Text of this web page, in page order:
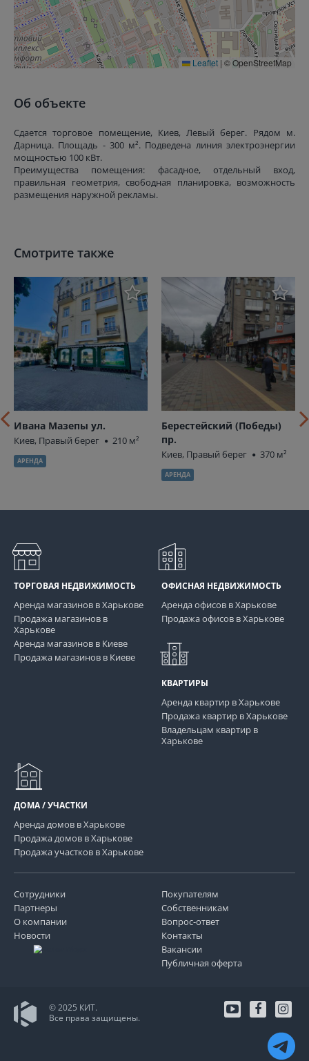
Leaflet | © OpenStreetMap
Об объекте
Сдается торговое помещение, Киев, Левый берег. Рядом м.
Дарница. Площадь - 300 м². Подведена линия электроэнергии
мощностью 100 кВт.
Преимущества помещения: фасадное, отдельный вход,
правильная геометрия, свободная планировка, возможность
размещения наружной рекламы.
Смотрите также
Ивана Мазепы ул.
Киев, Правый берег 210 м²
АРЕНДА
Берестейский (Победы)
пр.
Киев, Правый берег 370 м²
АРЕНДА
ТОРГОВАЯ НЕДВИЖИМОСТЬ
Аренда магазинов в Харькове
Продажа магазинов в
Харькове
Аренда магазинов в Киеве
Продажа магазинов в Киеве
ОФИСНАЯ НЕДВИЖИМОСТЬ
Аренда офисов в Харькове
Продажа офисов в Харькове
КВАРТИРЫ
Аренда квартир в Харькове
Продажа квартир в Харькове
Владельцам квартир в
Харькове
ДОМА / УЧАСТКИ
Аренда домов в Харькове
Продажа домов в Харькове
Продажа участков в Харькове
Сотрудники
Партнеры
Покупателям
Собственникам
О компании
Новости
Вопрос-ответ
Контакты
Вакансии
Публичная оферта
© 2025 КИТ.
Все права защищены.